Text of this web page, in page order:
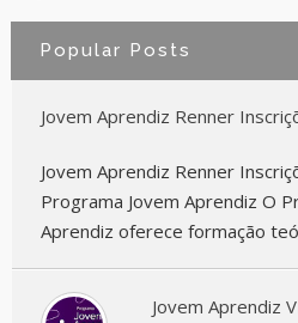
Popular Posts
Jovem Aprendiz Renner
Jovem Aprendiz Renner
Programa Jovem Aprendiz O
Aprendiz oferece formação
Jovem Aprendiz